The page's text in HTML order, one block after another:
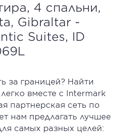
4 спальни,
Gibraltar -
Suites, ID
за границей? Найти
вместе с Intermark
партнерская сеть по
нам предлагать лучшее
самых разных целей: